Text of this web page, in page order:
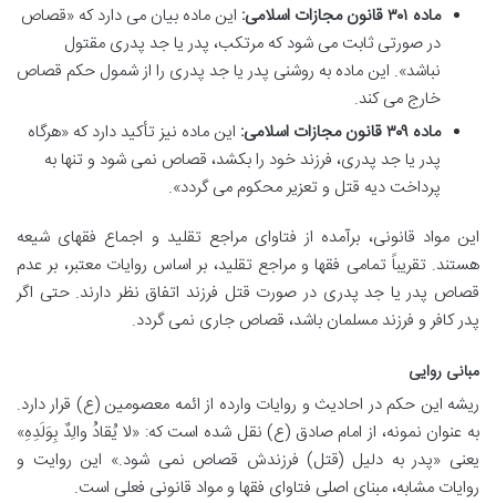
ماده ۳۰۱ قانون مجازات اسلامی:
این ماده بیان می دارد که «قصاص
در صورتی ثابت می شود که مرتکب، پدر یا جد پدری مقتول
نباشد». این ماده به روشنی پدر یا جد پدری را از شمول حکم قصاص
خارج می کند.
ماده ۳۰۹ قانون مجازات اسلامی:
این ماده نیز تأکید دارد که «هرگاه
پدر یا جد پدری، فرزند خود را بکشد، قصاص نمی شود و تنها به
پرداخت دیه قتل و تعزیر محکوم می گردد».
این مواد قانونی، برآمده از فتاوای مراجع تقلید و اجماع فقهای شیعه
هستند. تقریباً تمامی فقها و مراجع تقلید، بر اساس روایات معتبر، بر عدم
قصاص پدر یا جد پدری در صورت قتل فرزند اتفاق نظر دارند. حتی اگر
پدر کافر و فرزند مسلمان باشد، قصاص جاری نمی گردد.
مبانی روایی
ریشه این حکم در احادیث و روایات وارده از ائمه معصومین (ع) قرار دارد.
به عنوان نمونه، از امام صادق (ع) نقل شده است که: «لا یُقادُ والِدٌ بِوَلَدِهِ»
یعنی «پدر به دلیل (قتل) فرزندش قصاص نمی شود.» این روایت و
روایات مشابه، مبنای اصلی فتاوای فقها و مواد قانونی فعلی است.